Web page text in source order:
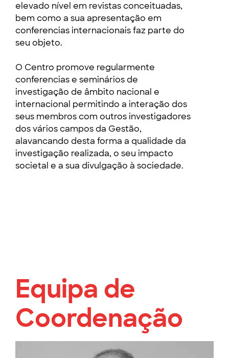
elevado nível em revistas conceituadas,
bem como a sua apresentação em
conferencias internacionais faz parte do
seu objeto.
O Centro promove regularmente
conferencias e seminários de
investigação de âmbito nacional e
internacional permitindo a interação dos
seus membros com outros investigadores
dos vários campos da Gestão,
alavancando desta forma a qualidade da
investigação realizada, o seu impacto
societal e a sua divulgação à sociedade.
Equipa de
Coordenação